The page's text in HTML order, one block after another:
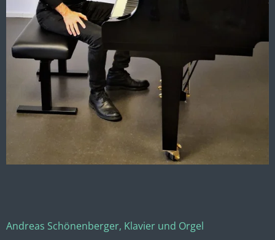
Andreas Schönenberger, Klavier und Orgel